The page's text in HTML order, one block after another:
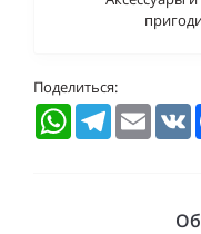
Поделиться:
WhatsAppTelegramEmail